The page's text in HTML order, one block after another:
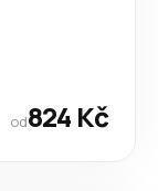
od824 Kč